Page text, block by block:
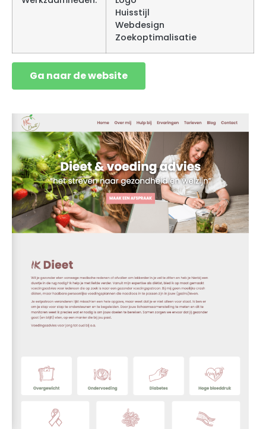
Huisstijl
Webdesign
Zoekoptimalisatie
Ga naar de website